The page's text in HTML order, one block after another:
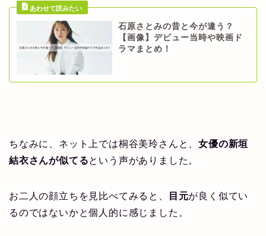
石原さとみの昔と今が違う？
【画像】デビュー当時や映画ド
ラマまとめ！
ちなみに、ネット上では桐谷美玲さんと、女優の新垣
結衣さんが似てるという声がありました。
お二人の顔立ちを見比べてみると、 目元が良く似てい
るのではないかと個人的に感じました。